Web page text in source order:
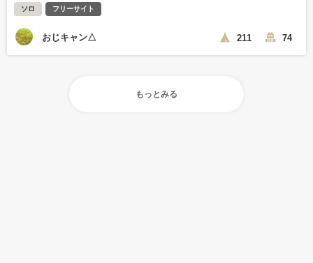
ソロ フリーサイト
おじキャン△ 211 74
もっとみる